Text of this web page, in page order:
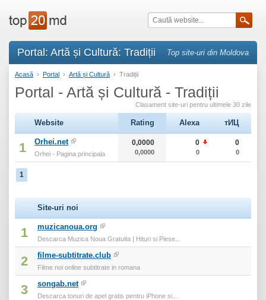
Portal: Artă și Cultură: Tradiții Top site-uri din Moldova
Acasă › Portal › Artă și Cultură › Tradiții
Portal - Artă și Cultură - Tradiții
Clasament site-uri pentru ultimele 30 zile
Website Rating Alexa тИЦ
1 Orhei.net
Orhei - Pagina principala
0,0000
0,0000
0
0
0
0
1
Site-uri noi
1 muzicanoua.org
Descarca Muzica Noua Gratuita | Hituri si Piese...
2 filme-subtitrate.club
Filme noi online subtitrate in romana
3 songab.net
Descarca tonuri de apel gratis pentru iPhone si...